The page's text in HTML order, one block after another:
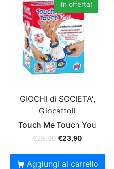
In offerta!
GIOCHI di SOCIETA',
Giocattoli
Touch Me Touch You
€29,90 €23,90
Aggiungi al carrello